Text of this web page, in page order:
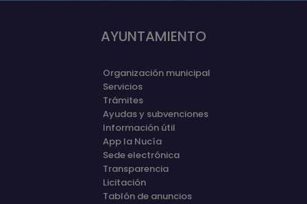
AYUNTAMIENTO
Organización municipal
Servicios
Trámites
Ayudas y subvenciones
Información útil
App la Nucía
Sede electrónica
Transparencia
Licitación
Tablón de anuncios